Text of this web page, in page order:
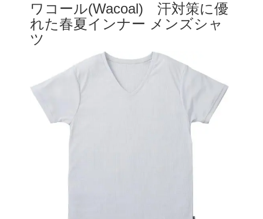
ワコール(Wacoal) 汗対策に優
れた春夏インナー メンズシャ
ツ